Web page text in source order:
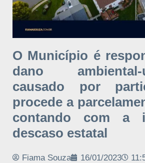
O Município é
dano ambiental-
causado por
procede a
contando com a
descaso estatal
Fiama Souza 16/01/2023